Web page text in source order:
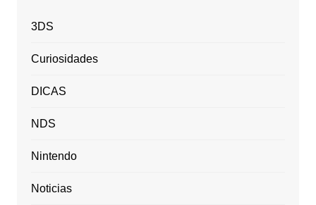
3DS
Curiosidades
DICAS
NDS
Nintendo
Noticias